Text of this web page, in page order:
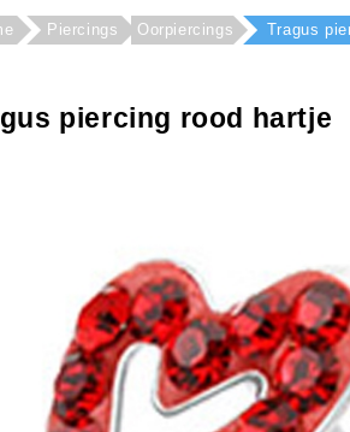
Piercings Oorpiercings Tragus
piercing rood hartje